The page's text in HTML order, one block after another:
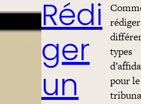
Rédi
ger
un
rédiger
types
pour le